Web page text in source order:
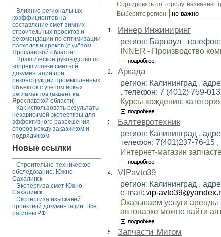
Влияние региональных
коэффициентов на
составление смет зимних
строительных проектов и
рекомендации по оптимизации
расходов и сроков (с учётом
Ярославской области)
Практическое руководство по
корректировке сметной
документации при
реконструкции промышленных
объектов с учётом новых
регламентов (акцент на
Ярославской области)
Как использовать результаты
независимой экспертизы для
эффективного разрешения
споров между заказчиком и
подрядчиком
Новые ссылки
Строительно-техническое
обследование. Южно-
Сахалинск
Экспертиза смет Южно-
Сахалинск
Экспертиза изысканий
проектной документации. Все
рагионы РФ
Сортировать по: городу названию
Выберите регион:
1. Иннер Инжиниринг
регион: Барнаул ,
INNER - Производство
2. Аркада
регион: Калининград ,
, телефон: 7 (4012) 759-
Курсы вождения:
3. Балтевротехник
регион: Калининград ,
телефон: 7(401)237-76-15
Интернет-магазин
4. VIPavto39
регион: Калининград ,
e-mail: vip-
Оказываем услуги
автопарке можно найти
5. Запчасти Мигом